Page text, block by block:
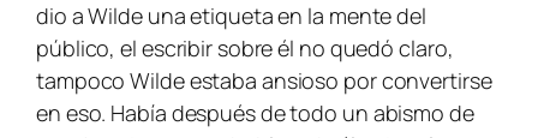
dio a Wilde una etiqueta en la mente del
público, el escribir sobre él no quedó claro,
tampoco Wilde estaba ansioso por convertirse
en eso. Había después de todo un abismo de